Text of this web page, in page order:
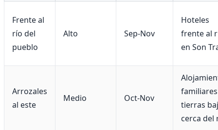
Frente al
río del
pueblo
Alto Sep-Nov
Hoteles
frente al
en Son
Arrozales
al este
Medio Oct-Nov
tierras
cerca del